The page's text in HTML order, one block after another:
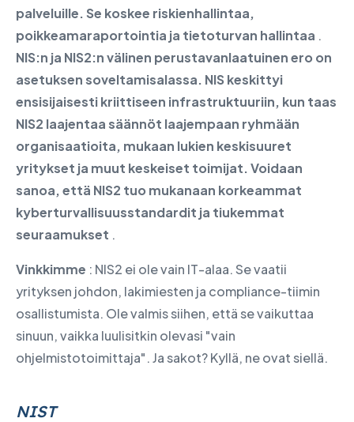
palveluille. Se koskee riskienhallintaa,
poikkeamaraportointia ja tietoturvan hallintaa .
NIS:n ja NIS2:n välinen perustavanlaatuinen ero on
asetuksen soveltamisalassa. NIS keskittyi
ensisijaisesti kriittiseen infrastruktuuriin, kun taas
NIS2 laajentaa säännöt laajempaan ryhmään
organisaatioita, mukaan lukien keskisuuret
yritykset ja muut keskeiset toimijat. Voidaan
sanoa, että NIS2 tuo mukanaan korkeammat
kyberturvallisuusstandardit ja tiukemmat
seuraamukset .
Vinkkimme : NIS2 ei ole vain IT-alaa. Se vaatii
yrityksen johdon, lakimiesten ja compliance-tiimin
osallistumista. Ole valmis siihen, että se vaikuttaa
sinuun, vaikka luulisitkin olevasi "vain
ohjelmistotoimittaja". Ja sakot? Kyllä, ne ovat siellä.
NIST